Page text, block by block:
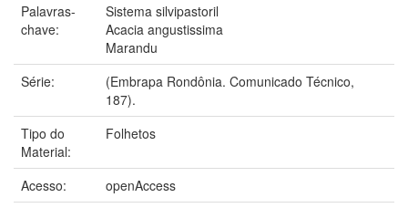
Palavras-
chave:
Sistema silvipastoril
Acacia angustissima
Marandu
Série:
(Embrapa Rondônia. Comunicado Técnico,
187).
Tipo do
Material:
Folhetos
Acesso:
openAccess